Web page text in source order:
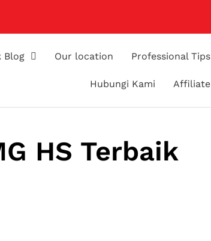
Blog Our location Professional Tips
Hubungi Kami Affiliate
HS Terbaik